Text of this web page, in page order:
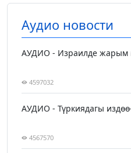
Аудио новости
АУДИО - Израилде жарым
4597032
АУДИО - Түркиядагы
4567570